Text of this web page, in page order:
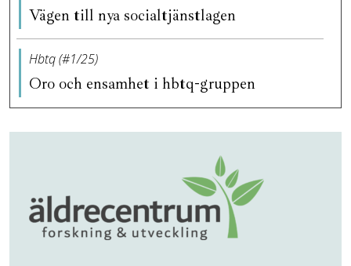
Vägen till nya socialtjänstlagen
Hbtq (#1/25)
Oro och ensamhet i hbtq-gruppen